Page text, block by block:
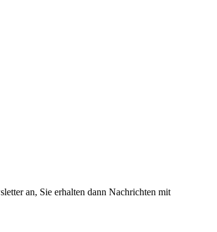
an, Sie erhalten dann Nachrichten mit